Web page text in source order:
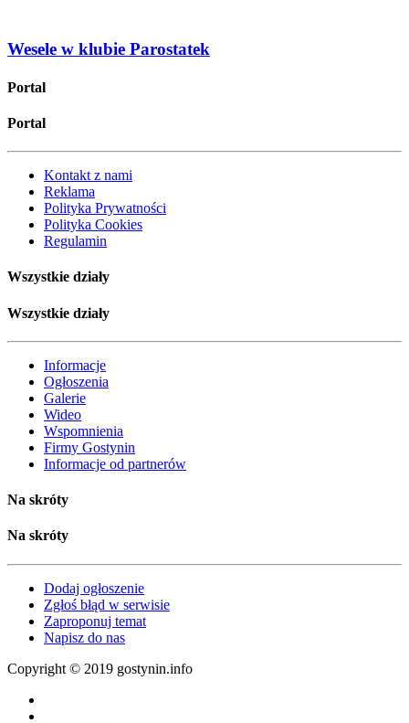
Wesele w klubie Parostatek
Portal
Portal
Kontakt z nami
Reklama
Polityka Prywatności
Polityka Cookies
Regulamin
Wszystkie działy
Wszystkie działy
Informacje
Ogłoszenia
Galerie
Wideo
Wspomnienia
Firmy Gostynin
Informacje od partnerów
Na skróty
Na skróty
Dodaj ogłoszenie
Zgłoś błąd w serwisie
Zaproponuj temat
Napisz do nas
Copyright © 2019 gostynin.info